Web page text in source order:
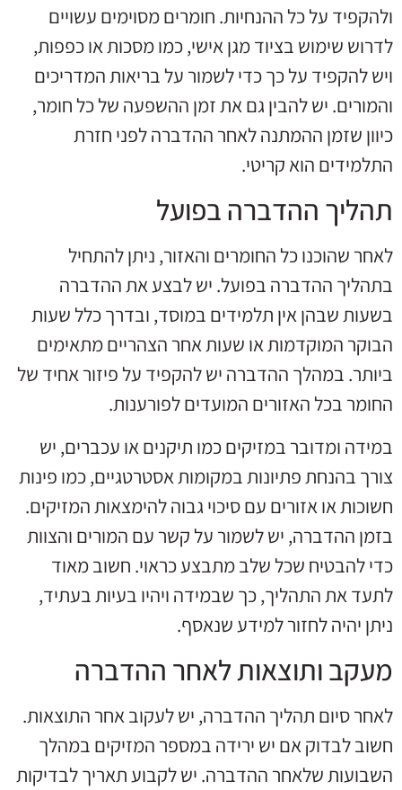
ולהקפיד על כל ההנחיות. חומרים מסוימים עשויים
לדרוש שימוש בציוד מגן אישי, כמו מסכות או כפפות,
ויש להקפיד על כך כדי לשמור על בריאות המדריכים
והמורים. יש להבין גם את זמן ההשפעה של כל חומר,
כיוון שזמן ההמתנה לאחר ההדברה לפני חזרת
התלמידים הוא קריטי.
תהליך ההדברה בפועל
לאחר שהוכנו כל החומרים והאזור, ניתן להתחיל
בתהליך ההדברה בפועל. יש לבצע את ההדברה
בשעות שבהן אין תלמידים במוסד, ובדרך כלל שעות
הבוקר המוקדמות או שעות אחר הצהריים מתאימים
ביותר. במהלך ההדברה יש להקפיד על פיזור אחיד של
החומר בכל האזורים המועדים לפורענות.
במידה ומדובר במזיקים כמו תיקנים או עכברים, יש
צורך בהנחת פתיונות במקומות אסטרטגיים, כמו פינות
חשוכות או אזורים עם סיכוי גבוה להימצאות המזיקים.
בזמן ההדברה, יש לשמור על קשר עם המורים והצוות
כדי להבטיח שכל שלב מתבצע כראוי. חשוב מאוד
לתעד את התהליך, כך שבמידה ויהיו בעיות בעתיד,
ניתן יהיה לחזור למידע שנאסף.
מעקב ותוצאות לאחר ההדברה
לאחר סיום תהליך ההדברה, יש לעקוב אחר התוצאות.
חשוב לבדוק אם יש ירידה במספר המזיקים במהלך
השבועות שלאחר ההדברה. יש לקבוע תאריך לבדיקות